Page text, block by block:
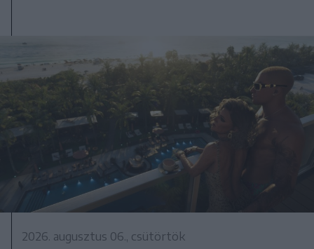
2026. augusztus 06., csütörtök